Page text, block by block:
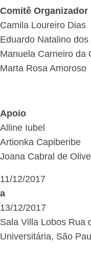
Comitê Organizador
Camila Loureiro Dias
Eduardo Natalino dos
Manuela Carneiro da
Marta Rosa Amoroso
Apoio
Alline Iubel
Artionka Capiberibe
Joana Cabral de
11/12/2017
a
13/12/2017
Sala Villa Lobos Rua
Universitária, São